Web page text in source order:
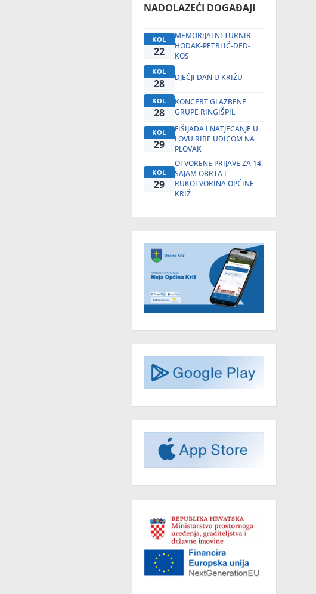
NADOLAZEĆI DOGAĐAJI
KOL
22
MEMORIJALNI TURNIR
HODAK-PETRLIĆ-DED-
KOS
KOL
28 DJEČJI DAN U KRIŽU
KOL
28
KONCERT GLAZBENE
GRUPE RINGIŠPIL
KOL
29
FIŠIJADA I NATJECANJE U
LOVU RIBE UDICOM NA
PLOVAK
KOL
29
OTVORENE PRIJAVE ZA 14.
SAJAM OBRTA I
RUKOTVORINA OPĆINE
KRIŽ